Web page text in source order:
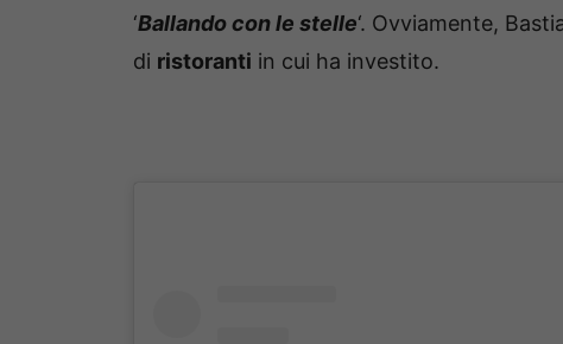
‘Ballando con le stelle‘. Ovviamente,
di ristoranti in cui ha investito.